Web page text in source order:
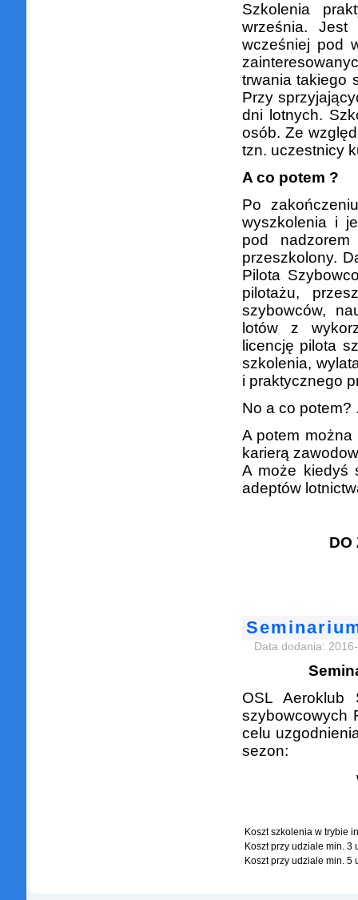
Szkolenia
września. Jest
wcześniej pod
trwania takiego
Przy
dni lotnych.
osób. Ze
tzn. uczestnicy
A co potem ?
Po
wyszkolenia i
pod
przeszkolony.
Pilota
pilotażu,
szybowców,
lotów z
licencję pilota
szkolenia,
i praktycznego
No a co potem?
A potem można
karierą
A może kiedyś
adeptów
DO
Data dodania:
OSL Aeroklub
szybowcowych
celu
sezon:
Koszt szkolenia w trybie
Koszt przy udziale min. 3
Koszt przy udziale min. 5